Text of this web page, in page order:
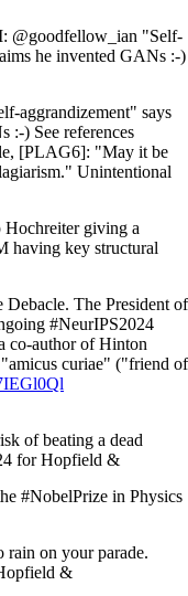
@goodfellow_ian "Self-
he invented GANs :-)
aggrandizement" says
:-) See references
[PLAG6]: "May it be
Unintentional
Hochreiter giving a
having key structural
The President of
#NeurIPS2024
co-author of Hinton
curiae" ("friend of
of beating a dead
for Hopfield &
#NobelPrize in Physics
rain on your parade.
&